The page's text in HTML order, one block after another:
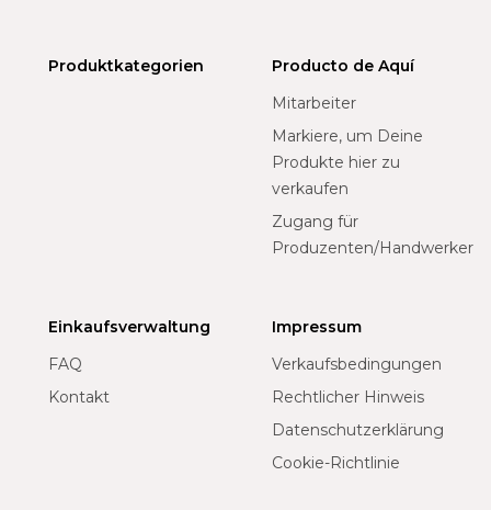
Produktkategorien
Producto de Aquí
Mitarbeiter
Markiere, um Deine
Produkte hier zu
verkaufen
Zugang für
Produzenten/Handwerker
Einkaufsverwaltung
FAQ
Kontakt
Impressum
Verkaufsbedingungen
Rechtlicher Hinweis
Datenschutzerklärung
Cookie-Richtlinie